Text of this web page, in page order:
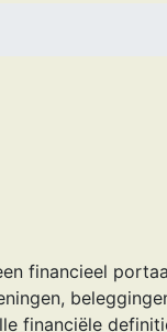
financieel
financiële